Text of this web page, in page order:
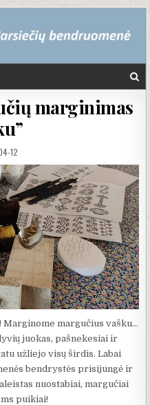
marginimas
DATE:
12
Marginome margučius vašku…
juokas, pašnekesiai ir
užliejo visų širdis. Labai
bendrystės prisijungė ir
nuostabiai, margučiai
puikiai!